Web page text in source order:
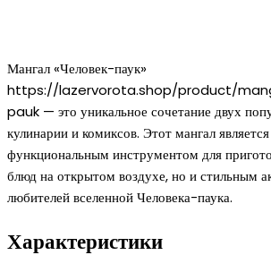
Мангал «Человек-паук»
https://lazervorota.shop/product/
pauk — это уникальное сочетание двух
кулинарии и комиксов. Этот мангал
функциональным инструментом для
блюд на открытом воздухе, но и стильным
любителей вселенной Человека-паука.
Характеристики